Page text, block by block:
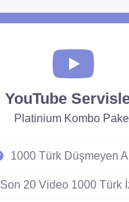
YouTube
Platinium Kombo
1000 Türk Düşmeyen
Son 20 Video 1000 Türk